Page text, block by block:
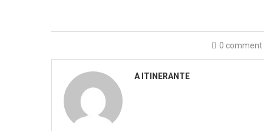
0 comment
A ITINERANTE